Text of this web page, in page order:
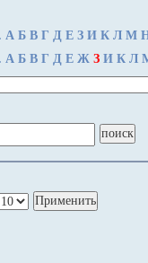
А Б В Г Д Е З И К Л М
А Б В Г Д Е Ж З И К Л